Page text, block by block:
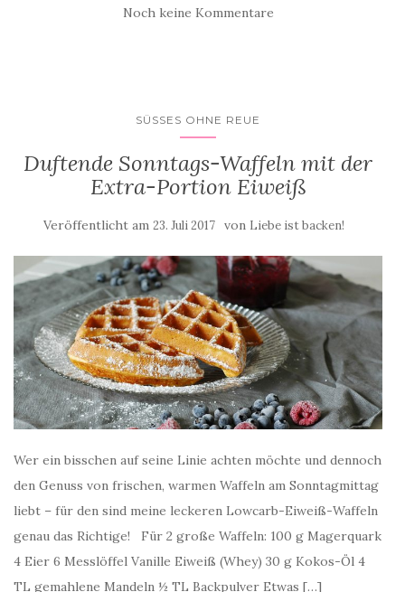
Noch keine Kommentare
SÜSSES OHNE REUE
Duftende Sonntags-Waffeln mit der
Extra-Portion Eiweiß
Veröffentlicht am 23. Juli 2017 von Liebe ist backen!
Wer ein bisschen auf seine Linie achten möchte und dennoch
den Genuss von frischen, warmen Waffeln am Sonntagmittag
liebt – für den sind meine leckeren Lowcarb-Eiweiß-Waffeln
genau das Richtige! Für 2 große Waffeln: 100 g Magerquark
4 Eier 6 Messlöffel Vanille Eiweiß (Whey) 30 g Kokos-Öl 4
TL gemahlene Mandeln ½ TL Backpulver Etwas […]